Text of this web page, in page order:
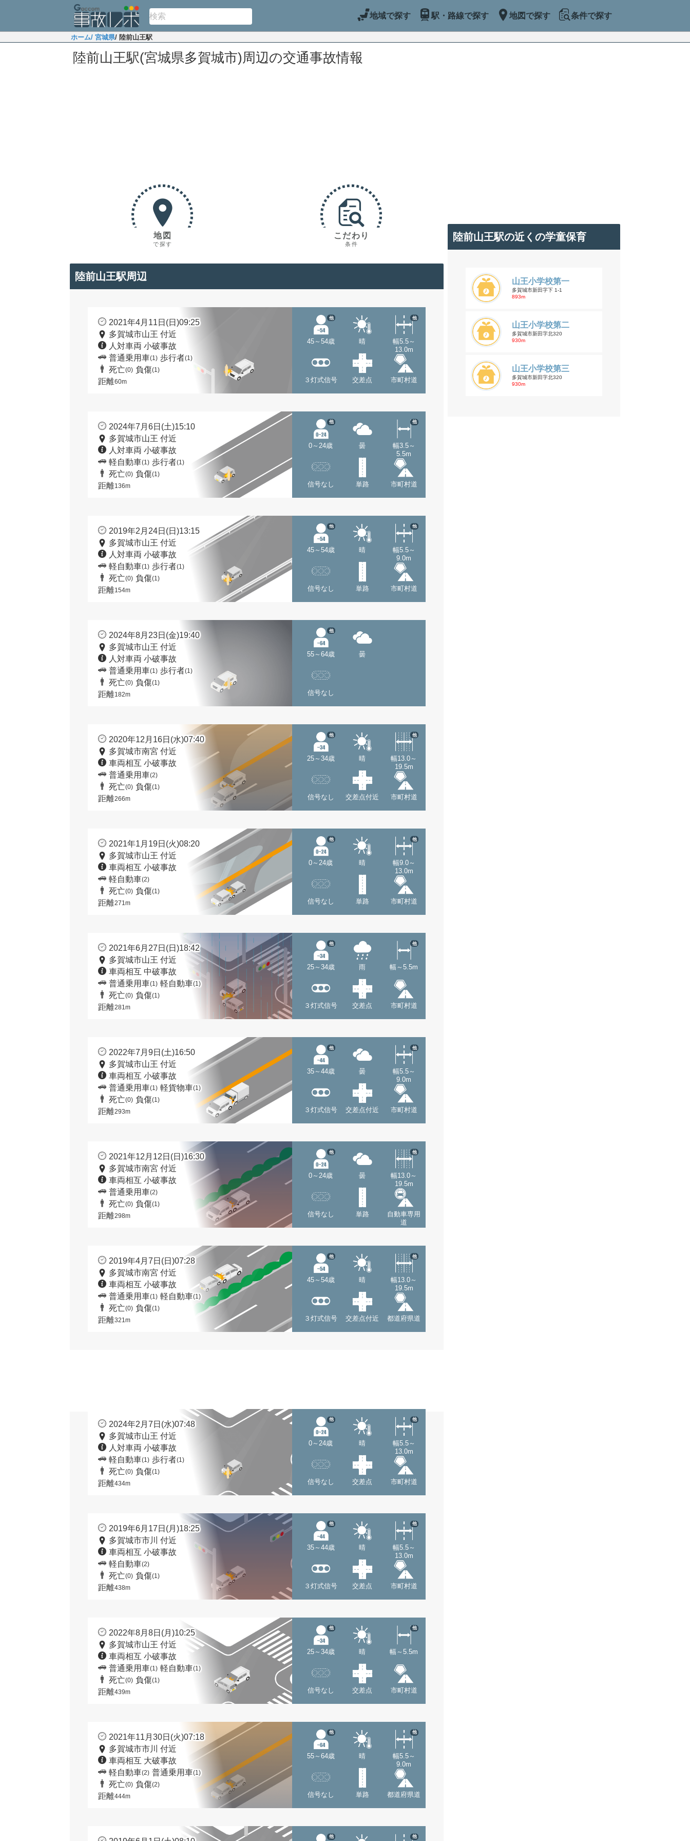
地域で探す 駅・路線で探す 地図で探す 条件で探す
ホーム/ 宮城県/ 陸前山王駅
陸前山王駅(宮城県多賀城市)周辺の交通事故情報
地図
で探す
こだわり
条件
陸前山王駅周辺
2021年4月11日(日)09:25
多賀城市山王 付近
人対車両 小破事故
普通乗用車(1) 歩行者(1)
死亡(0) 負傷(1)
距離60m
45～54歳
他
晴
幅5.5～
13.0m
他
３灯式信号 交差点 市町村道
2024年7月6日(土)15:10
多賀城市山王 付近
人対車両 小破事故
軽自動車(1) 歩行者(1)
死亡(0) 負傷(1)
距離136m
0～24歳
他
曇
幅3.5～
5.5m
他
信号なし 単路 市町村道
2019年2月24日(日)13:15
多賀城市山王 付近
人対車両 小破事故
軽自動車(1) 歩行者(1)
死亡(0) 負傷(1)
距離154m
45～54歳
他
晴
幅5.5～
9.0m
他
信号なし 単路 市町村道
2024年8月23日(金)19:40
多賀城市山王 付近
人対車両 小破事故
普通乗用車(1) 歩行者(1)
死亡(0) 負傷(1)
距離182m
55～64歳
他
曇
信号なし
2020年12月16日(水)07:40
多賀城市南宮 付近
車両相互 小破事故
普通乗用車(2)
死亡(0) 負傷(1)
距離266m
25～34歳
他
晴
幅13.0～
19.5m
他
信号なし 交差点付近 市町村道
2021年1月19日(火)08:20
多賀城市山王 付近
車両相互 小破事故
軽自動車(2)
死亡(0) 負傷(1)
距離271m
0～24歳
他
晴
幅9.0～
13.0m
他
信号なし 単路 市町村道
2021年6月27日(日)18:42
多賀城市山王 付近
車両相互 中破事故
普通乗用車(1) 軽自動車(1)
死亡(0) 負傷(1)
距離281m
25～34歳
他
雨 幅～5.5m
他
３灯式信号 交差点 市町村道
2022年7月9日(土)16:50
多賀城市山王 付近
車両相互 小破事故
普通乗用車(1) 軽貨物車(1)
死亡(0) 負傷(1)
距離293m
35～44歳
他
曇
幅5.5～
9.0m
他
３灯式信号 交差点付近 市町村道
2021年12月12日(日)16:30
多賀城市南宮 付近
車両相互 小破事故
普通乗用車(2)
死亡(0) 負傷(1)
距離298m
0～24歳
他
曇
幅13.0～
19.5m
他
信号なし 単路
自動車専用
道
2019年4月7日(日)07:28
多賀城市南宮 付近
車両相互 小破事故
普通乗用車(1) 軽自動車(1)
死亡(0) 負傷(1)
距離321m
45～54歳
他
晴
幅13.0～
19.5m
他
３灯式信号 交差点付近 都道府県道
2024年2月7日(水)07:48
多賀城市山王 付近
人対車両 小破事故
軽自動車(1) 歩行者(1)
死亡(0) 負傷(1)
距離434m
0～24歳
他
晴
幅5.5～
13.0m
他
信号なし 交差点 市町村道
2019年6月17日(月)18:25
多賀城市市川 付近
車両相互 小破事故
軽自動車(2)
死亡(0) 負傷(1)
距離438m
35～44歳
他
晴
幅5.5～
13.0m
他
３灯式信号 交差点 市町村道
2022年8月8日(月)10:25
多賀城市山王 付近
車両相互 小破事故
普通乗用車(1) 軽自動車(1)
死亡(0) 負傷(1)
距離439m
25～34歳
他
晴 幅～5.5m
他
信号なし 交差点 市町村道
2021年11月30日(火)07:18
多賀城市市川 付近
車両相互 大破事故
軽自動車(2) 普通乗用車(1)
死亡(0) 負傷(2)
距離444m
55～64歳
他
晴
幅5.5～
9.0m
他
信号なし 単路 都道府県道
他 他
陸前山王駅の近くの学童保育
山王小学校第一
多賀城市新田字下 1-1
893m
山王小学校第二
多賀城市新田字北320
930m
山王小学校第三
多賀城市新田字北320
930m